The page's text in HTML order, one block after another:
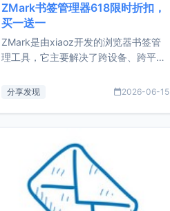
ZMark书签管理器618限时折扣，
买一送一
ZMark是由xiaoz开发的浏览器书签管
理工具，它主要解决了跨设备、跨平
做到一处部署、随处访问。同时，它还
量级： 使用Bun + Hono.js
分享发现 2026-06-15